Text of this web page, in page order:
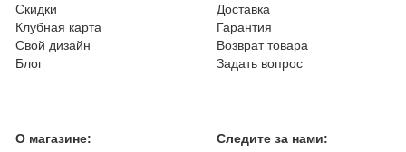
Скидки
Клубная карта
Свой дизайн
Блог
Доставка
Гарантия
Возврат товара
Задать вопрос
О магазине: Следите за нами: